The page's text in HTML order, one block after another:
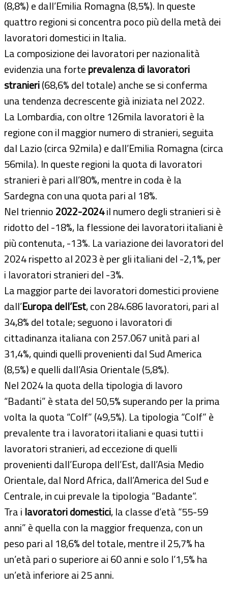
(8,8%) e dall’Emilia Romagna (8,5%). In queste
quattro regioni si concentra poco più della metà dei
lavoratori domestici in Italia.
La composizione dei lavoratori per nazionalità
evidenzia una forteprevalenza di lavoratori
stranieri(68,6% del totale) anche se si conferma
una tendenza decrescente già iniziata nel 2022.
La Lombardia, con oltre 126mila lavoratori è la
regione con il maggior numero di stranieri, seguita
dal Lazio (circa 92mila) e dall’Emilia Romagna (circa
56mila). In queste regioni la quota di lavoratori
stranieri è pari all’80%, mentre in coda è la
Sardegna con una quota pari al 18%.
Nel triennio2022-2024il numero degli stranieri si è
ridotto del -18%, la flessione dei lavoratori italiani è
più contenuta, -13%. La variazione dei lavoratori del
2024 rispetto al 2023 è per gli italiani del -2,1%, per
i lavoratori stranieri del -3%.
La maggior parte dei lavoratori domestici proviene
dall’Europa dell’Est, con 284.686 lavoratori, pari al
34,8% del totale; seguono i lavoratori di
cittadinanza italiana con 257.067 unità pari al
31,4%, quindi quelli provenienti dal Sud America
(8,5%) e quelli dall’Asia Orientale (5,8%).
Nel 2024 la quota della tipologia di lavoro
“Badanti” è stata del 50,5% superando per la prima
volta la quota “Colf” (49,5%). La tipologia “Colf” è
prevalente tra i lavoratori italiani e quasi tutti i
lavoratori stranieri, ad eccezione di quelli
provenienti dall’Europa dell’Est, dall’Asia Medio
Orientale, dal Nord Africa, dall’America del Sud e
Centrale, in cui prevale la tipologia “Badante”.
Tra i lavoratori domestici, la classe d’età “55-59
anni” è quella con la maggior frequenza, con un
peso pari al 18,6% del totale, mentre il 25,7% ha
un’età pari o superiore ai 60 anni e solo l’1,5% ha
un’età inferiore ai 25 anni.